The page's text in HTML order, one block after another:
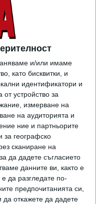
и/или имаме
като бисквитки, и
идентификатори и
устройство за
измерване на
на аудиторията и
ние и партньорите
за географско
сканиране на
да дадете съгласието
данните ви, както е
да разгледате по-
предпочитанията си,
да откажете да дадете
на бързо и
привличане към
лица, спрямо които
съпричастност към
означава, че ще
и търсене на
ясно, че вътрешният
има превишаване на
инцидент, при
"Има
когато
От камерите се
Митов, който днес е
заседание на